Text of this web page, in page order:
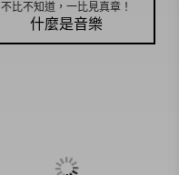
不比不知道，一比見真章！
什麼是音樂